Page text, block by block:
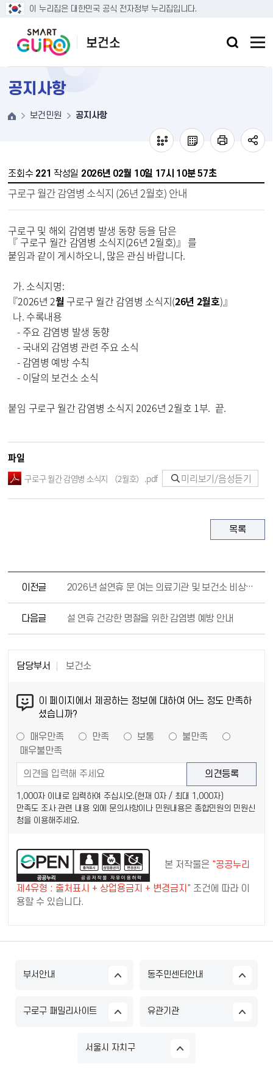
이 누리집은 대한민국 공식 전자정부 누리집입니다.
본문 바로가기
공지사항
보건민원 공지사항
조회수 221 작성일 2026년 02월 10일 17시 10분 57초
구로구 월간 감염병 소식지 (26년 2월호) 안내
구로구 및 해외 감염병 발생 동향 등을 담은
『 구로구 월간 감염병 소식지(26년 2월호)』 를
붙임과 같이 게시하오니, 많은 관심 바랍니다.
가. 소식지명:
『2026년 2월 구로구 월간 감염병 소식지(26년 2월호)』
나. 수록내용
- 주요 감염병 발생 동향
- 국내외 감염병 관련 주요 소식
- 감염병 예방 수칙
- 이달의 보건소 소식
붙임 구로구 월간 감염병 소식지 2026년 2월호 1부. 끝.
파일
구로구 월간 감염병 소식지 （2월호）.pdf 미리보기/음성듣기
목록
이전글 2026년 설연휴 문 여는 의료기관 및 보건소 비상진료 안내
다음글 설 연휴 건강한 명절을 위한 감염병 예방 안내
담당부서 보건소
이 페이지에서 제공하는 정보에 대하여 어느 정도 만족하
셨습니까?
매우만족 만족 보통
불만족
매우불만족
1,000자 이내로 입력하여 주십시오.(현재 0자 / 최대 1,000자)
만족도 조사 관련 내용 외에 문의사항이나 민원내용은 종합민원의 민원신
청을 이용해주세요.
본 저작물은 "공공누리
제4유형 : 출처표시 + 상업용금지 + 변경금지" 조건에 따라 이
용할 수 있습니다.
부서안내 동주민센터안내
구로구 패밀리사이트 유관기관
서울시 자치구